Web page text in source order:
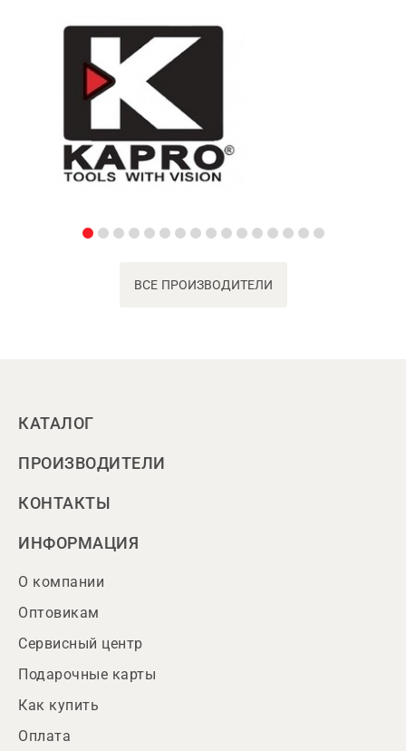
ВСЕ ПРОИЗВОДИТЕЛИ
КАТАЛОГ
ПРОИЗВОДИТЕЛИ
КОНТАКТЫ
ИНФОРМАЦИЯ
О компании
Оптовикам
Сервисный центр
Подарочные карты
Как купить
Оплата